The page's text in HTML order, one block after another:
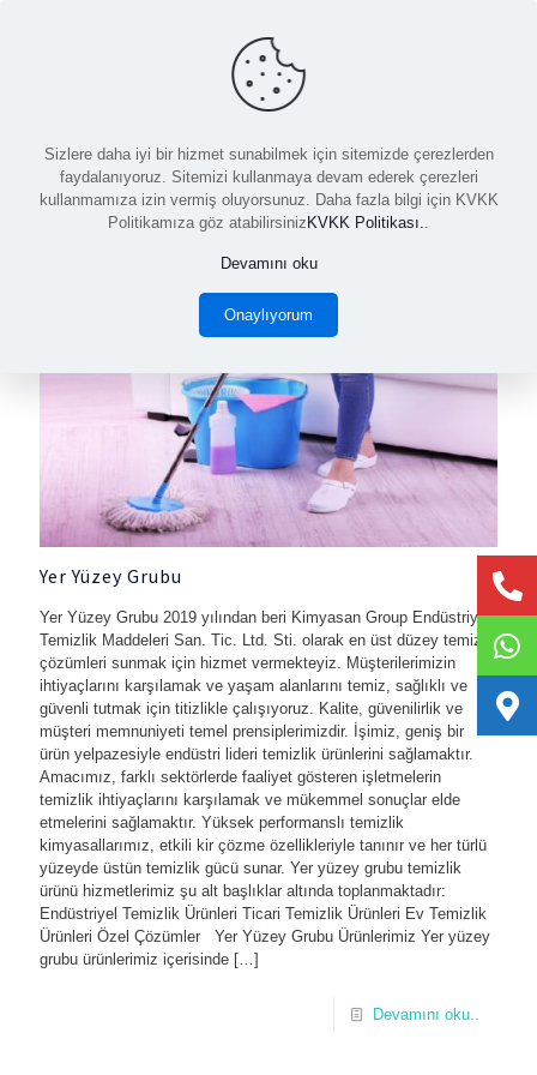
Sıvı Arap Sabunu
Yer Yüzey Grubu
Yer Yüzey Grubu 2019 yılından beri Kimyasan Group Endüstriyel
Temizlik Maddeleri San. Tic. Ltd. Sti. olarak en üst düzey temizlik
çözümleri sunmak için hizmet vermekteyiz. Müşterilerimizin
ihtiyaçlarını karşılamak ve yaşam alanlarını temiz, sağlıklı ve
güvenli tutmak için titizlikle çalışıyoruz. Kalite, güvenilirlik ve
müşteri memnuniyeti temel prensiplerimizdir. İşimiz, geniş bir
ürün yelpazesiyle endüstri lideri temizlik ürünlerini sağlamaktır.
Amacımız, farklı sektörlerde faaliyet gösteren işletmelerin
temizlik ihtiyaçlarını karşılamak ve mükemmel sonuçlar elde
etmelerini sağlamaktır. Yüksek performanslı temizlik
kimyasallarımız, etkili kir çözme özellikleriyle tanınır ve her türlü
yüzeyde üstün temizlik gücü sunar. Yer yüzey grubu temizlik
ürünü hizmetlerimiz şu alt başlıklar altında toplanmaktadır:
Endüstriyel Temizlik Ürünleri Ticari Temizlik Ürünleri Ev Temizlik
Ürünleri Özel Çözümler Yer Yüzey Grubu Ürünlerimiz Yer yüzey
grubu ürünlerimiz içerisinde […]
Devamını oku..
Sizlere daha iyi bir hizmet sunabilmek için sitemizde çerezlerden
faydalanıyoruz. Sitemizi kullanmaya devam ederek çerezleri
kullanmamıza izin vermiş oluyorsunuz. Daha fazla bilgi için KVKK
Politikamıza göz atabilirsiniz KVKK Politikası..
Devamını oku
Onaylıyorum